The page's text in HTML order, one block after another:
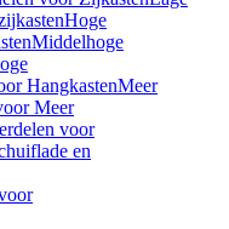
Hoge
Middelhoge
HangkastenMeer
Meer
voor
en